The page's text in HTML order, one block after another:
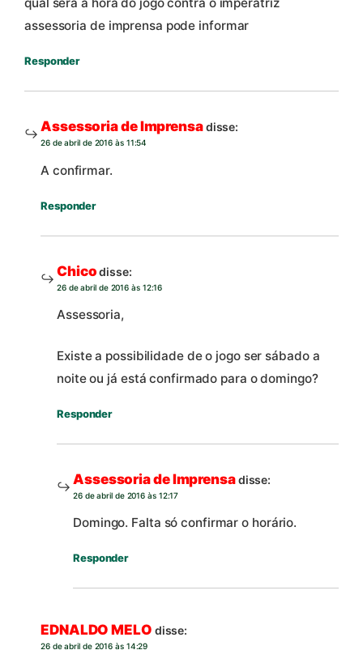
qual sera a hora do jogo contra o imperatriz
assessoria de imprensa pode informar
Responder
Assessoria de Imprensadisse:
26 de abril de 2016 às 11:54
A confirmar.
Responder
Chico disse:
26 de abril de 2016 às 12:16
Assessoria,
Existe a possibilidade de o jogo ser sábado a
noite ou já está confirmado para o domingo?
Responder
Assessoria de Imprensadisse:
26 de abril de 2016 às 12:17
Domingo. Falta só confirmar o horário.
Responder
EDNALDO MELO disse:
26 de abril de 2016 às 14:29